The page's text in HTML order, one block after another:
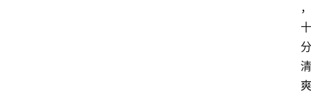
，
十
分
清
爽